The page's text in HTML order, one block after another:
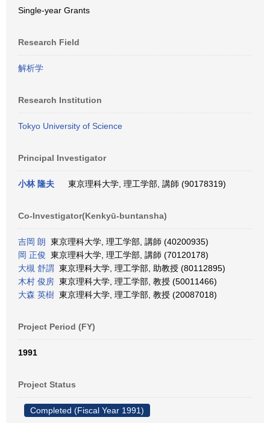
Single-year Grants
Research Field
解析学
Research Institution
Tokyo University of Science
Principal Investigator
小林 隆夫 東京理科大学, 理工学部, 講師 (90178319)
Co-Investigator(Kenkyū-buntansha)
吉岡 朗 東京理科大学, 理工学部, 講師 (40200935)
岡 正俊 東京理科大学, 理工学部, 講師 (70120178)
大槻 舒謂 東京理科大学, 理工学部, 助教授 (80112895)
木村 俊房 東京理科大学, 理工学部, 教授 (50011466)
大森 英樹 東京理科大学, 理工学部, 教授 (20087018)
Project Period (FY)
1991
Project Status
Completed (Fiscal Year 1991)